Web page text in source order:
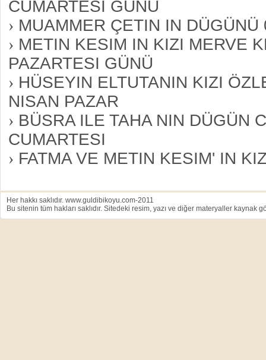
CUMARTESI GÜNÜ
› MUAMMER ÇETIN IN
› METIN KESIM IN KIZI MERVE
PAZARTESI GÜNÜ
› HÜSEYIN ELTUTANIN KIZI
NISAN PAZAR
› BÜSRA ILE TAHA NIN DÜGÜN
CUMARTESI
› FATMA VE METIN KESIM' IN
Her hakkı saklıdır. www.guldibikoyu.com-2011
Bu sitenin tüm hakları saklıdır. Sitedeki resim, yazı ve diğer materyaller kaynak